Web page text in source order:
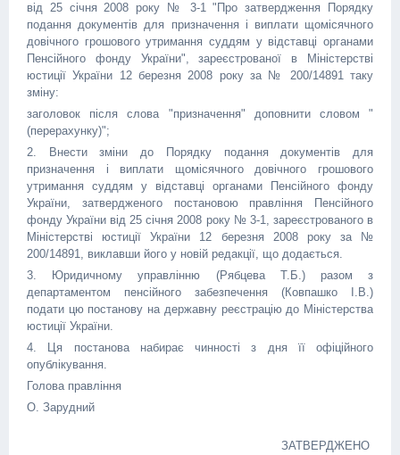
від 25 січня 2008 року № 3-1 "Про затвердження Порядку
подання документів для призначення і виплати щомісячного
довічного грошового утримання суддям у відставці органами
Пенсійного фонду України", зареєстрованої в Міністерстві
юстиції України 12 березня 2008 року за № 200/14891 таку
зміну:
заголовок після слова "призначення" доповнити словом "
(перерахунку)";
2. Внести зміни до Порядку подання документів для
призначення і виплати щомісячного довічного грошового
утримання суддям у відставці органами Пенсійного фонду
України, затвердженого постановою правління Пенсійного
фонду України від 25 січня 2008 року № 3-1, зареєстрованого в
Міністерстві юстиції України 12 березня 2008 року за №
200/14891, виклавши його у новій редакції, що додається.
3. Юридичному управлінню (Рябцева Т.Б.) разом з
департаментом пенсійного забезпечення (Ковпашко І.В.)
подати цю постанову на державну реєстрацію до Міністерства
юстиції України.
4. Ця постанова набирає чинності з дня її офіційного
опублікування.
Голова правління
О. Зарудний
ЗАТВЕРДЖЕНО